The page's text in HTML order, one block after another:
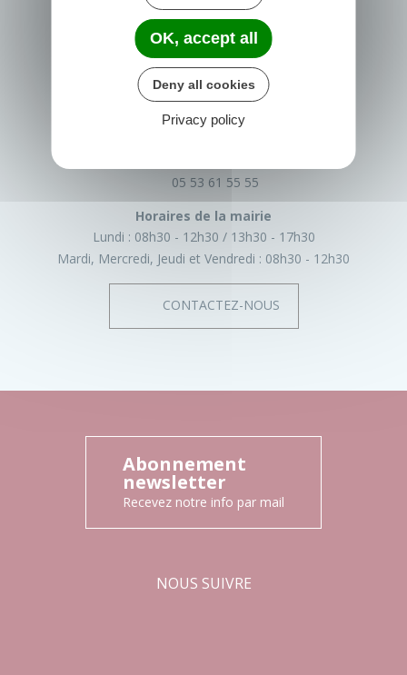
PRIGONRIEUX
24130 Prigonrieux
05 53 61 55 55
Horaires de la mairie
Lundi : 08h30 - 12h30
13h30 - 17h30
Mardi, Mercredi, Jeudi et Vendredi : 08h30 - 12h30
CONTACTEZ-NOUS
Abonnement
newsletter
Recevez notre info par mail
NOUS SUIVRE
OK, accept all
Deny all cookies
Privacy policy